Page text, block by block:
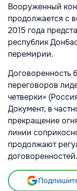
Вооруженный
продолжается с
2015 года
республик
перемирии.
Договоренность
переговоров
четверки»
Документ, в
прекращение
линии
продолжают
договоренностей.